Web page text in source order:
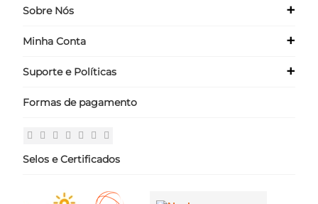
Sobre Nós +
Quem Somos
Minha Conta +
Meus Dados
Suporte e Políticas +
Políticas
Fale Conosco
Formas de pagamento
Selos e Certificados